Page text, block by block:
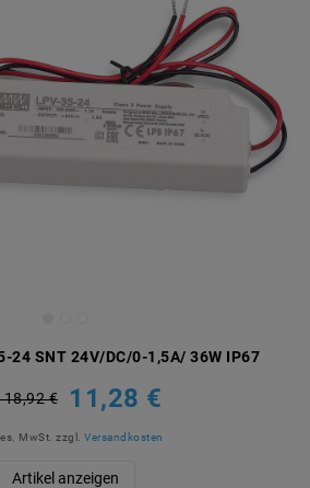
24 SNT 24V/DC/0-1,5A/ 36W IP67
18,92 € 11,28 €
MwSt. zzgl. Versandkosten
Artikel anzeigen